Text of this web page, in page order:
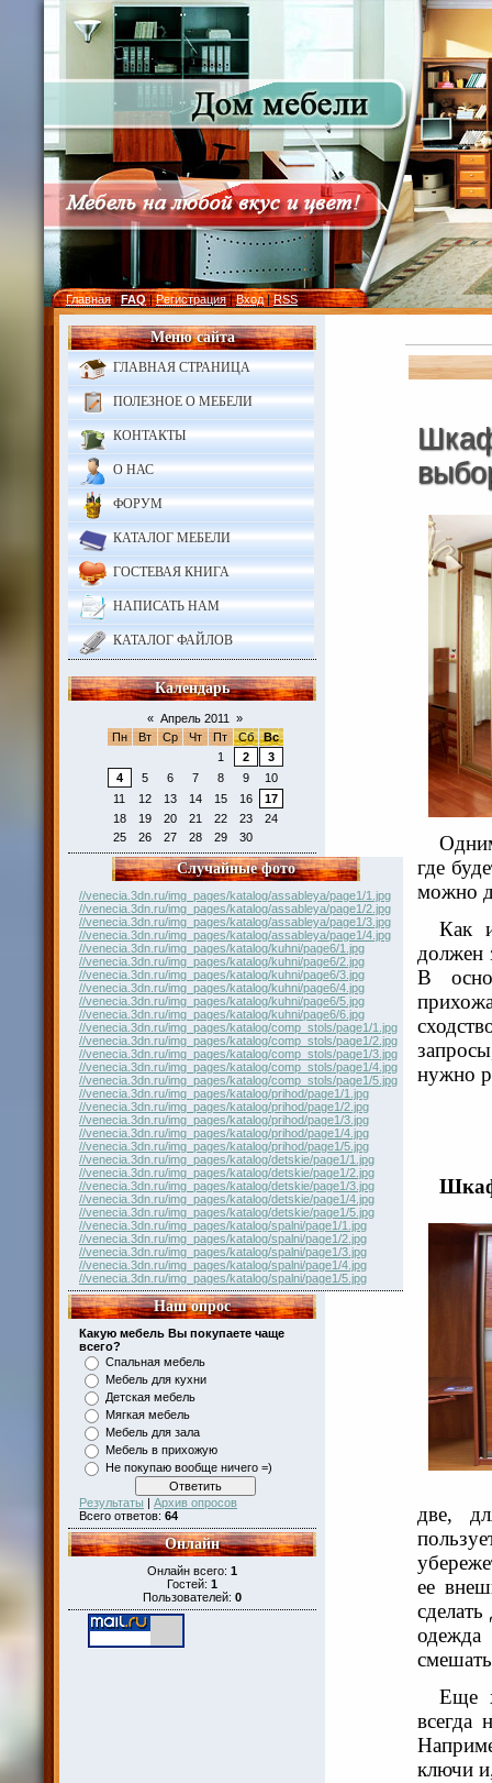
Главная|FAQ|Регистрация|Вход|RSS
Меню сайта
ГЛАВНАЯ СТРАНИЦА
ПОЛЕЗНОЕ О МЕБЕЛИ
КОНТАКТЫ
О НАС
ФОРУМ
КАТАЛОГ МЕБЕЛИ
ГОСТЕВАЯ КНИГА
НАПИСАТЬ НАМ
КАТАЛОГ ФАЙЛОВ
Календарь
« Апрель 2011
»
Пн
Вт Ср Чт Пт Сб
Вс
1
2
3
4
5 6 7 8 9
10
11
12 13 14 15 16
17
18
19 20 21 22 23
24
25
26 27 28 29 30
Случайные фото
//venecia.3dn.ru/img_pages/katalog/assableya/page1/1.jpg
//venecia.3dn.ru/img_pages/katalog/assableya/page1/2.jpg
//venecia.3dn.ru/img_pages/katalog/assableya/page1/3.jpg
//venecia.3dn.ru/img_pages/katalog/assableya/page1/4.jpg
//venecia.3dn.ru/img_pages/katalog/kuhni/page6/1.jpg
//venecia.3dn.ru/img_pages/katalog/kuhni/page6/2.jpg
//venecia.3dn.ru/img_pages/katalog/kuhni/page6/3.jpg
//venecia.3dn.ru/img_pages/katalog/kuhni/page6/4.jpg
//venecia.3dn.ru/img_pages/katalog/kuhni/page6/5.jpg
//venecia.3dn.ru/img_pages/katalog/kuhni/page6/6.jpg
//venecia.3dn.ru/img_pages/katalog/comp_stols/page1/1.jpg
//venecia.3dn.ru/img_pages/katalog/comp_stols/page1/2.jpg
//venecia.3dn.ru/img_pages/katalog/comp_stols/page1/3.jpg
//venecia.3dn.ru/img_pages/katalog/comp_stols/page1/4.jpg
//venecia.3dn.ru/img_pages/katalog/comp_stols/page1/5.jpg
//venecia.3dn.ru/img_pages/katalog/prihod/page1/1.jpg
//venecia.3dn.ru/img_pages/katalog/prihod/page1/2.jpg
//venecia.3dn.ru/img_pages/katalog/prihod/page1/3.jpg
//venecia.3dn.ru/img_pages/katalog/prihod/page1/4.jpg
//venecia.3dn.ru/img_pages/katalog/prihod/page1/5.jpg
//venecia.3dn.ru/img_pages/katalog/detskie/page1/1.jpg
//venecia.3dn.ru/img_pages/katalog/detskie/page1/2.jpg
//venecia.3dn.ru/img_pages/katalog/detskie/page1/3.jpg
//venecia.3dn.ru/img_pages/katalog/detskie/page1/4.jpg
//venecia.3dn.ru/img_pages/katalog/detskie/page1/5.jpg
//venecia.3dn.ru/img_pages/katalog/spalni/page1/1.jpg
//venecia.3dn.ru/img_pages/katalog/spalni/page1/2.jpg
//venecia.3dn.ru/img_pages/katalog/spalni/page1/3.jpg
//venecia.3dn.ru/img_pages/katalog/spalni/page1/4.jpg
//venecia.3dn.ru/img_pages/katalog/spalni/page1/5.jpg
Наш опрос
Какую мебель Вы покупаете чаще
всего?
Спальная мебель
Мебель для кухни
Детская мебель
Мягкая мебель
Мебель для зала
Мебель в прихожую
Не покупаю вообще ничего =)
Результаты | Архив опросов
Всего ответов: 64
Онлайн
Онлайн всего: 1
Гостей: 1
Пользователей: 0
где
можно
Как
должен
В
нужно
две,
ее
Еще
всегда
ключи